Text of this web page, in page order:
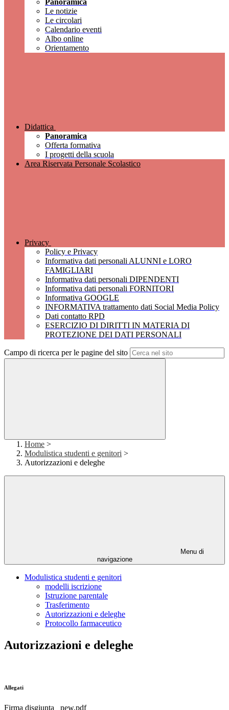
Panoramica
Le notizie
Le circolari
Calendario eventi
Albo online
Orientamento
Didattica
Panoramica
Offerta formativa
I progetti della scuola
Area Riservata Personale Scolastico
Privacy
Policy e Privacy
Informativa dati personali ALUNNI e LORO
FAMIGLIARI
Informativa dati personali DIPENDENTI
Informativa dati personali FORNITORI
Informativa GOOGLE
INFORMATIVA trattamento dati Social Media Policy
Dati contatto RPD
ESERCIZIO DI DIRITTI IN MATERIA DI
PROTEZIONE DEI DATI PERSONALI
Campo di ricerca per le pagine del sito
Home >
Modulistica studenti e genitori >
Autorizzazioni e deleghe
Menu di
navigazione
Modulistica studenti e genitori
modelli iscrizione
Istruzione parentale
Trasferimento
Autorizzazioni e deleghe
Protocollo farmaceutico
Autorizzazioni e deleghe
Allegati
Firma disgiunta _new.pdf